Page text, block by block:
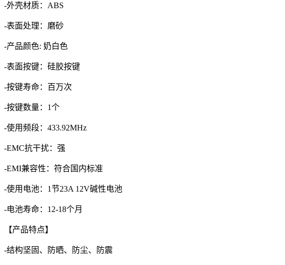
-外壳材质：ABS
-表面处理：磨砂
-产品颜色: 奶白色
-表面按键：硅胶按键
-按键寿命：百万次
-按键数量：1个
-使用频段：433.92MHz
-EMC抗干扰：强
-EMI兼容性：符合国内标准
-使用电池：1节23A 12V碱性电池
-电池寿命：12-18个月
【产品特点】
-结构坚固、防晒、防尘、防震